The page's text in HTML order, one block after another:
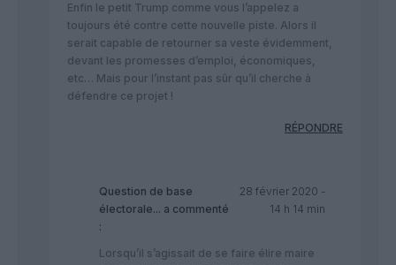
Enfin le petit Trump comme vous l’appelez a
toujours été contre cette nouvelle piste. Alors il
serait capable de retourner sa veste évidemment,
devant les promesses d’emploi, économiques,
etc… Mais pour l’instant pas sûr qu’il cherche à
défendre ce projet !
RÉPONDRE
Question de base
électorale... a commenté
:
28 février 2020 -
14 h 14 min
Lorsqu’il s’agissait de se faire élire maire